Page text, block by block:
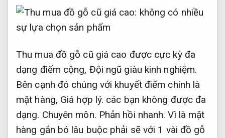
Thu mua đồ gỗ cũ giá cao được cực kỳ đa
dạng điểm cộng, Đội ngũ giàu kinh nghiệm.
Bên cạnh đó chúng với khuyết điểm chính là
mặt hàng, Giá hợp lý. các bạn không được đa
dạng. Chuyên môn. Phản hồi nhanh. Vì là mặt
hàng gắn bó lâu buộc phải sẽ với 1 vài đồ gỗ